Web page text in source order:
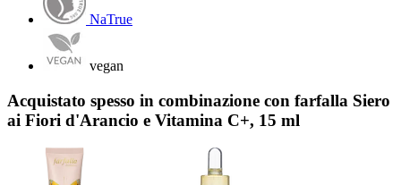
NaTrue
vegan
Acquistato spesso in combinazione con farfalla Siero
ai Fiori d'Arancio e Vitamina C+, 15 ml